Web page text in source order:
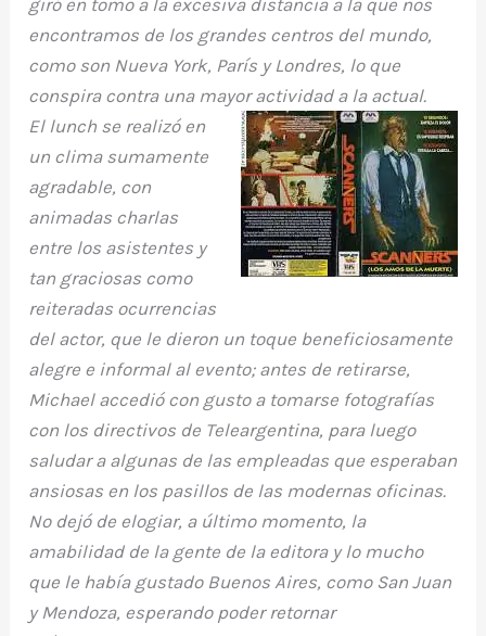
encontramos de los grandes centros del mundo,
como son Nueva York, París y Londres, lo que
conspira contra una mayoractividad a la actual.
El lunch se realizó en
un clima sumamente
agradable, con
animadas charlas
entre los asistentes y
tan graciosas como
reiteradas ocurrencias
del actor, que le dieron un toque beneficiosamente
alegre e informal al evento; antes de retirarse,
Michael accedió con gusto a tomarse fotografías
con los directivos de Teleargentina, para luego
saludar a algunas de las empleadas que esperaban
ansiosas en los pasillos de las modernas oficinas.
No dejó de elogiar, a último momento, la
amabilidad de la gente de la editora y lo mucho
que le había gustado Buenos Aires, como San Juan
y Mendoza, esperando poder retornar